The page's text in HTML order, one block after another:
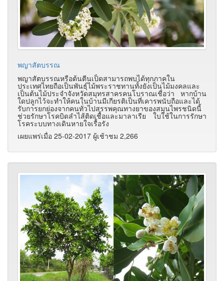
พญาสัตบรรณ
พญาสัตบรรณหรือต้นตีนเป็ดสามารถพบได้ทุกภาคใน
ประเทศไทยถือเป็นพันธุ์ไม้พระราชทานทั้งยังเป็นไม้มงคลและ
เป็นต้นไม้ประจำจังหวัดสมุทรสาครคนโบราณเชื่อว่า หากบ้าน
ใดปลูกไว้จะทำให้คนในบ้านมีเกียรติเป็นที่เคารพนับถือและได้
รับการยกย่องจากคนทั่วไปสรรพคุณทางยาของสมุนไพรชนิดนี้
ช่วยรักษาโรคบิดลำไส้ติดเชื้อและมาลาเรีย ใบใช้ในการรักษา
โรคระบบทางเดินหายใจเรื้อรัง
เผยแพร่เมื่อ 25-02-2017 ผู้เช้าชม 2,266